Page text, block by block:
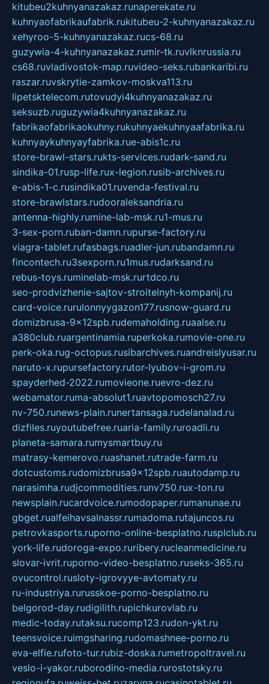
kitubeu2kuhnyanazakaz.runaperekate.ru
kuhnyaofabrikaufabrik.rukitubeu-2-kuhnyanazakaz.ru
xehyroo-5-kuhnyanazakaz.rucs-68.ru
guzywia-4-kuhnyanazakaz.rumir-tk.ruvlknrussia.ru
cs68.ruvladivostok-map.ruvideo-seks.rubankaribi.ru
raszar.ruvskrytie-zamkov-moskva113.ru
lipetsktelecom.rutovudyi4kuhnyanazakaz.ru
seksuzb.ruguzywia4kuhnyanazakaz.ru
fabrikaofabrikaokuhny.rukuhnyaekuhnyaafabrika.ru
kuhnyaykuhnyayfabrika.rue-abis1c.ru
store-brawl-stars.rukts-services.rudark-sand.ru
sindika-01.rusp-life.rux-legion.rusib-archives.ru
e-abis-1-c.rusindika01.ruvenda-festival.ru
store-brawlstars.rudooraleksandria.ru
antenna-highly.rumine-lab-msk.ru1-mus.ru
3-sex-porn.ruban-damn.rupurse-factory.ru
viagra-tablet.rufasbags.ruadler-jun.rubandamn.ru
fincontech.ru3sexporn.ru1mus.rudarksand.ru
rebus-toys.ruminelab-msk.rurtdco.ru
seo-prodvizhenie-sajtov-stroitelnyh-kompanij.ru
card-voice.rurulonnyygazon177.rusnow-guard.ru
domizbrusa-9x12spb.rudemaholding.ruaalse.ru
a380club.ruargentinamia.ruperkoka.rumovie-one.ru
perk-oka.rug-octopus.rusibarchives.ruandreislyusar.ru
naruto-x.rupursefactory.rutor-lyubov-i-grom.ru
spayderhed-2022.rumovieone.ruevro-dez.ru
webamator.ruma-absolut1.ruavtopomosch27.ru
nv-750.runews-plain.runertansaga.rudelanalad.ru
dizfiles.ruyoutubefree.ruaria-family.ruroadli.ru
planeta-samara.rumysmartbuy.ru
matrasy-kemerovo.ruashanet.rutrade-farm.ru
dotcustoms.rudomizbrusa9x12spb.ruautodamp.ru
narasimha.rudjcommodities.runv750.rux-ton.ru
newsplain.rucardvoice.rumodopaper.rumanunae.ru
gbget.rualfeihavsalnassr.rumadoma.rutajuncos.ru
petrovkasports.ruporno-online-besplatno.rusplclub.ru
york-life.rudoroga-expo.ruribery.rucleanmedicine.ru
slovar-ivrit.ruporno-video-besplatno.ruseks-365.ru
ovucontrol.rusloty-igrovyye-avtomaty.ru
ru-industriya.rurusskoe-porno-besplatno.ru
belgorod-day.rudigilith.rupichkurovlab.ru
medic-today.rutaksu.rucomp123.rudon-ykt.ru
teensvoice.ruimgsharing.rudomashnee-porno.ru
eva-elfie.rufoto-tur.rubiz-doska.rumetropoltravel.ru
veslo-i-yakor.ruborodino-media.rurostotsky.ru